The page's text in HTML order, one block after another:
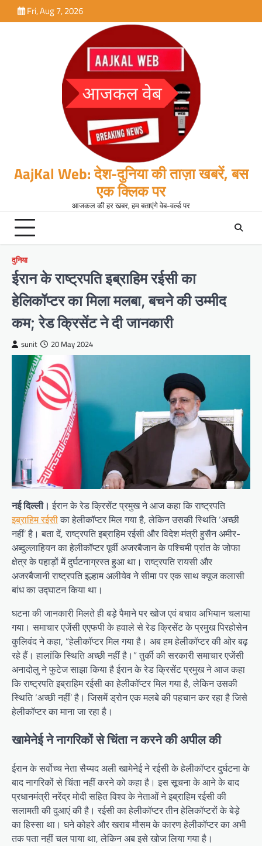
to
Fri, Aug 7, 2026
AajKal Web: देश-दुनिया की ताज़ा खबरें, बस
एक क्लिक पर
आजकल की हर खबर, हम बताएंगे वेब-वर्ल्ड पर
दुनिया
ईरान के राष्ट्रपति इब्राहिम रईसी का
हेलिकॉप्टर का मिला मलबा, बचने की उम्मीद
कम; रेड क्रिसेंट ने दी जानकारी
sunit 20 May 2024
नई दिल्ली। ईरान के रेड क्रिसेंट प्रमुख ने आज कहा कि राष्ट्रपति
इब्राहिम रईसीका हेलीकॉप्टर मिल गया है, लेकिन उसकी स्थिति ‘अच्छी
नहीं’ है। बता दें, राष्ट्रपति इब्राहिम रईसी और विदेश मंत्री हुसैन अमीर-
अब्दुल्लाहियन का हेलीकॉप्टर पूर्वी अजरबैजान के पश्चिमी प्रांत के जोफा
क्षेत्र के पहाड़ों में दुर्घटनाग्रस्त हुआ था। राष्ट्रपति रायसी और
अजरबैजानी राष्ट्रपति इल्हाम अलीयेव ने सीमा पर एक साथ क्यूज कलासी
बांध का उद्घाटन किया था।
घटना की जानकारी मिलते ही बड़े पैमाने पर खोज एवं बचाव अभियान चलाया
गया। समाचार एजेंसी एएफपी के हवाले से रेड क्रिसेंट के प्रमुख पिरहोसेन
कुलिवंद ने कहा, “हेलीकॉप्टर मिल गया है। अब हम हेलीकॉप्टर की ओर बढ़
रहे हैं। हालांकि स्थिति अच्छी नहीं है।” तुर्की की सरकारी समाचार एजेंसी
अनादोलु ने फुटेज साझा किया है ईरान के रेड क्रिसेंट प्रमुख ने आज कहा
कि राष्ट्रपति इब्राहिम रईसी का हेलीकॉप्टर मिल गया है, लेकिन उसकी
स्थिति ‘अच्छी नहीं’ है। जिसमें ड्रोन एक मलबे की पहचान कर रहा है जिसे
हेलीकॉप्टर का माना जा रहा है।
खामेनेई ने नागरिकों से चिंता न करने की अपील की
ईरान के सर्वोच्च नेता सैय्यद अली खामेनेई ने रईसी के हेलीकॉप्टर दुर्घटना के
बाद नागरिकों से चिंता नहीं करने को कहा है। इस सूचना के आने के बाद
प्रधानमंत्री नरेंद्र मोदी सहित विश्व के नेताओं ने इब्राहिम रईसी की
सलामती की दुआएं की है। रईसी का हेलीकॉप्टर तीन हेलिकॉप्टरों के बेड़े
का हिस्सा था। घने कोहरे और खराब मौसम के कारण हेलीकॉप्टर का अभी
तक पता नहीं चल पाया था, लेकिन अब इसे खोज लिया गया है।